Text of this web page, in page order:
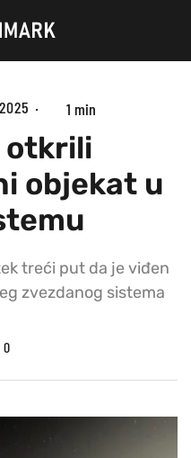
1 min
otkrili
objekat u
treći put da je viđen
zvezdanog sistema
0